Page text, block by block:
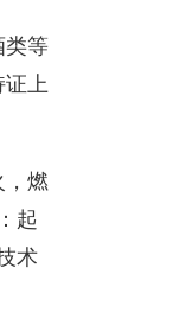
类等
上
，燃
起
术